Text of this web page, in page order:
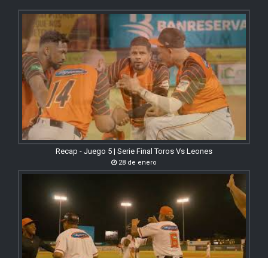
Recap - Juego 5 | Serie Final Toros Vs Leones
28 de enero